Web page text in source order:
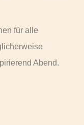
für alle
Abend.